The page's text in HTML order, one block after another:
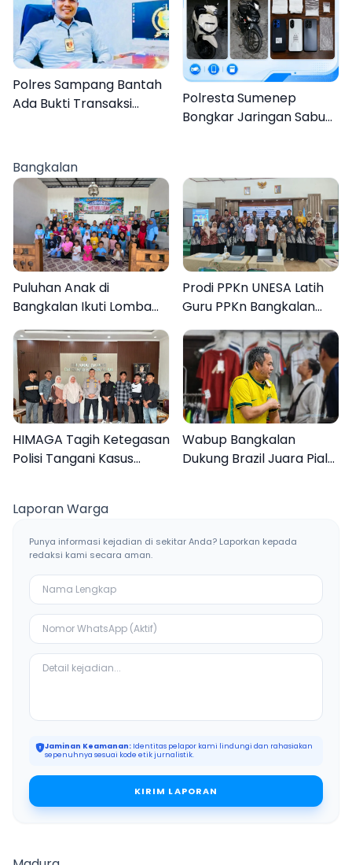
Polres Sampang Bantah
Ada Bukti Transaksi
Polresta Sumenep
Bongkar Jaringan Sabu
Bangkalan
Puluhan Anak di
Bangkalan Ikuti Lomba
Mewarnai Bertema
Liburan Keluarga
Prodi PPKn UNESA Latih
Guru PPKn Bangkalan
dengan Pembelajaran
Inovasi Teknologi
HIMAGA Tagih Ketegasan
Polisi Tangani Kasus
Wabup Bangkalan
Dukung Brazil Juara Piala
Laporan Warga
Punya informasi kejadian di sekitar Anda? Laporkan kepada
redaksi kami secara aman.
Jaminan Keamanan: Identitas pelapor kami lindungi dan rahasiakan
sepenuhnya sesuai kode etik jurnalistik.
KIRIM LAPORAN